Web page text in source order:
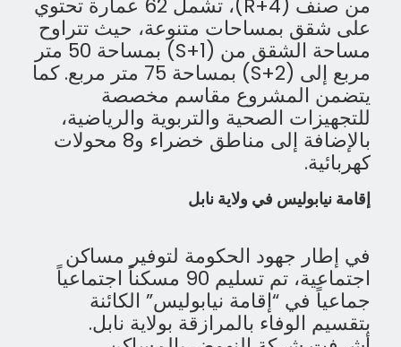
من صنف (R+4)، تشمل 62 عمارة تحتوي
على شقق بمساحات متنوعة، حيث تتراوح
مساحة الشقق من (S+1) بمساحة 50 متر
مربع إلى (S+2) بمساحة 75 متر مربع. كما
يتضمن المشروع مقاسم مخصصة
للتجهيزات الصحية والتربوية والرياضية،
بالإضافة إلى مناطق خضراء و8 محولات
كهربائية.
إقامة نيابوليس في ولاية نابل
في إطار جهود الحكومة لتوفير مساكن
اجتماعية، تم تسليم 90 مسكناً اجتماعياً
جماعياً في “إقامة نيابوليس” الكائنة
بتقسيم الوفاء بالمرازقة بولاية نابل.